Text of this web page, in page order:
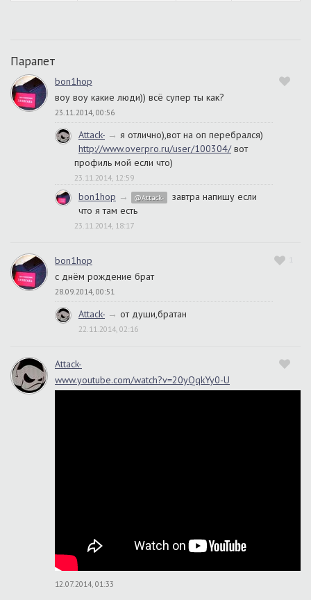
Парапет
bon1hop
воу воу какие люди)) всё супер ты как?
23.11.2014, 00:56
Attack- → я отлично),вот на оп перебрался)
http://www.overpro.ru/user/100304/вот
профиль мой если что)
23.11.2014, 12:59
bon1hop → @Attack-
завтра напишу если
что я там есть
23.11.2014, 18:17
1
bon1hop
с днём рождение брат
28.09.2014, 00:51
Attack- → от души,братан
22.11.2014, 02:16
Attack-
www.youtube.com/watch?v=20yQqkYy0-U
12.07.2014, 01:33